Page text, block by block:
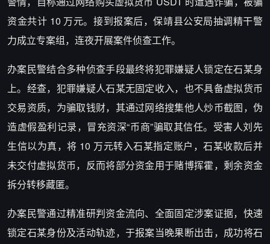
资金共计 10 万元。接到报案后，保靖县公安局抽调精干警
力成立专案组，连夜开展案件侦查工作。
办案民警结合多种侦查手段最终将犯罪嫌疑人锁定在石某身
上。经查，犯罪嫌疑人石某无固定收入，也不具备虚拟货币
交易资质，为骗取钱财，其通过网络搜集他人炒币截图，伪
造虚假盈利记录，冒充资深“币商”骗取其信任。受害人刘先
生信以为真，将 10 万元转入石某指定账户，石某收款后并
未交付虚拟货币，反而将部分资金用于赌博挥霍，剩余资金
拆分转移藏匿。
办案民警通过精准研判资金流向、全面固定涉案证据，快速
锁定石某身份及活动轨迹，于报案当晚果断出击，成功将石